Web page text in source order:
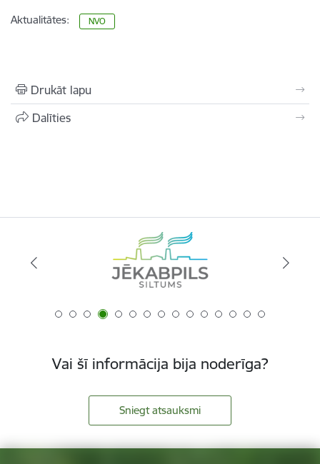
Aktualitātes: NVO
Drukāt lapu
Dalīties
Vai šī informācija bija noderīga?
Sniegt atsauksmi